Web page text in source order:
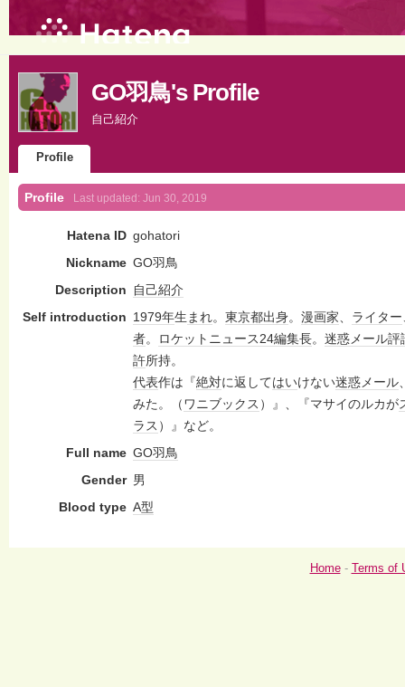
GO羽鳥's Profile
自己紹介
Profile
Profile Last updated: Jun 30, 2019
Hatena ID gohatori
Nickname GO羽鳥
Description
自己紹介
Self introduction 1979年生まれ。 東京都出身。 漫画家、 ライター
者。 ロケットニュース24編集長。 迷惑メール評
許所持。
代表作は『絶対に返してはいけない迷惑メール
みた。（ ワニブックス ）』、『マサイのルカが
ラス ）』など。
Full name GO羽鳥
Gender 男
Blood type A型
Home- Terms of